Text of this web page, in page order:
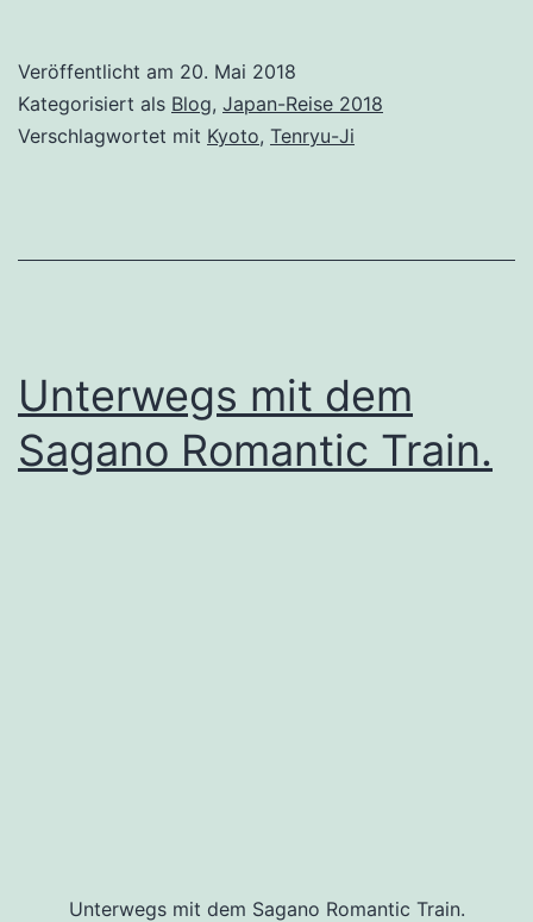
Veröffentlicht am 20. Mai 2018
Kategorisiert als Blog, Japan-Reise 2018
Verschlagwortet mit Kyoto, Tenryu-Ji
Unterwegs mit dem
Sagano Romantic Train.
Unterwegs mit dem Sagano Romantic Train.